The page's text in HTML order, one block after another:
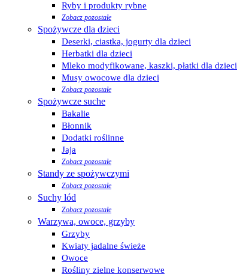
Ryby i produkty rybne
Zobacz pozostałe
Spożywcze dla dzieci
Deserki, ciastka, jogurty dla dzieci
Herbatki dla dzieci
Mleko modyfikowane, kaszki, płatki dla dzieci
Musy owocowe dla dzieci
Zobacz pozostałe
Spożywcze suche
Bakalie
Błonnik
Dodatki roślinne
Jaja
Zobacz pozostałe
Standy ze spożywczymi
Zobacz pozostałe
Suchy lód
Zobacz pozostałe
Warzywa, owoce, grzyby
Grzyby
Kwiaty jadalne świeże
Owoce
Rośliny zielne konserwowe